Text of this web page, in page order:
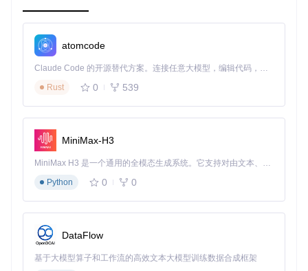
多线程渲染：充分利用现代CPU多核性能
帧率解锁：突破25fps限制，最高支持显示器原生刷新率
三、价值呈现：量化的体验提升
性能指标
帧率表现
输入延迟
40ms 5ms
87.5%
视野范围
标准4:3
3.2 画质增强效果
FXAA抗锯齿对比
atomcode
Claude Code 的开源替代方案。连接任意大模型，编辑代码，运行命令，自动验证 — 全自动执行。用 Rust 构建，极致性能。 ｜ An open-source alternative to Claude Code. Connect any LLM, edit code, run commands, and verify changes — autonomously. Built in Rust for speed. Get Started
Rust
0 539
MiniMax-H3
MiniMax H3 是一个通用的全模态生成系统。它支持对由文本、图像、视频和音频组成的多模态上下文进行统一理解，并能生成分辨率高达 2K、时长可达 15 秒的带原生立体声音频的视频。得益于面向任务泛化的系统设计，H3 在预训练阶段就已具备广泛的多模态上下文理解与生成能力，能够出色地执行复杂的多模态指令。
Python
0 0
DataFlow
基于大模型算子和工作流的高效文本大模型训练数据合成框架